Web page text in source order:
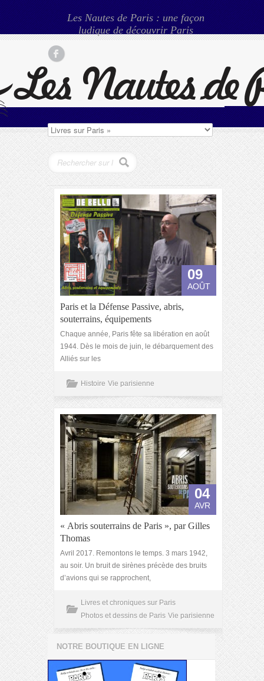
Les Nautes de Paris : une façon
ludique de découvrir Paris
09
AOÛT
Paris et la Défense Passive, abris,
souterrains, équipements
Chaque année, Paris fête sa libération en août
1944. Dès le mois de juin, le débarquement des
Alliés sur les
Histoire Vie parisienne
04
AVR
« Abris souterrains de Paris », par Gilles
Thomas
Avril 2017. Remontons le temps. 3 mars 1942,
au soir. Un bruit de sirènes précède des bruits
d’avions qui se rapprochent,
Livres et chroniques sur Paris
Photos et dessins de Paris Vie parisienne
NOTRE BOUTIQUE EN LIGNE